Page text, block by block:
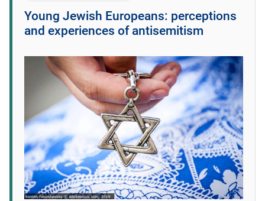
Young Jewish Europeans: perceptions
and experiences of antisemitism